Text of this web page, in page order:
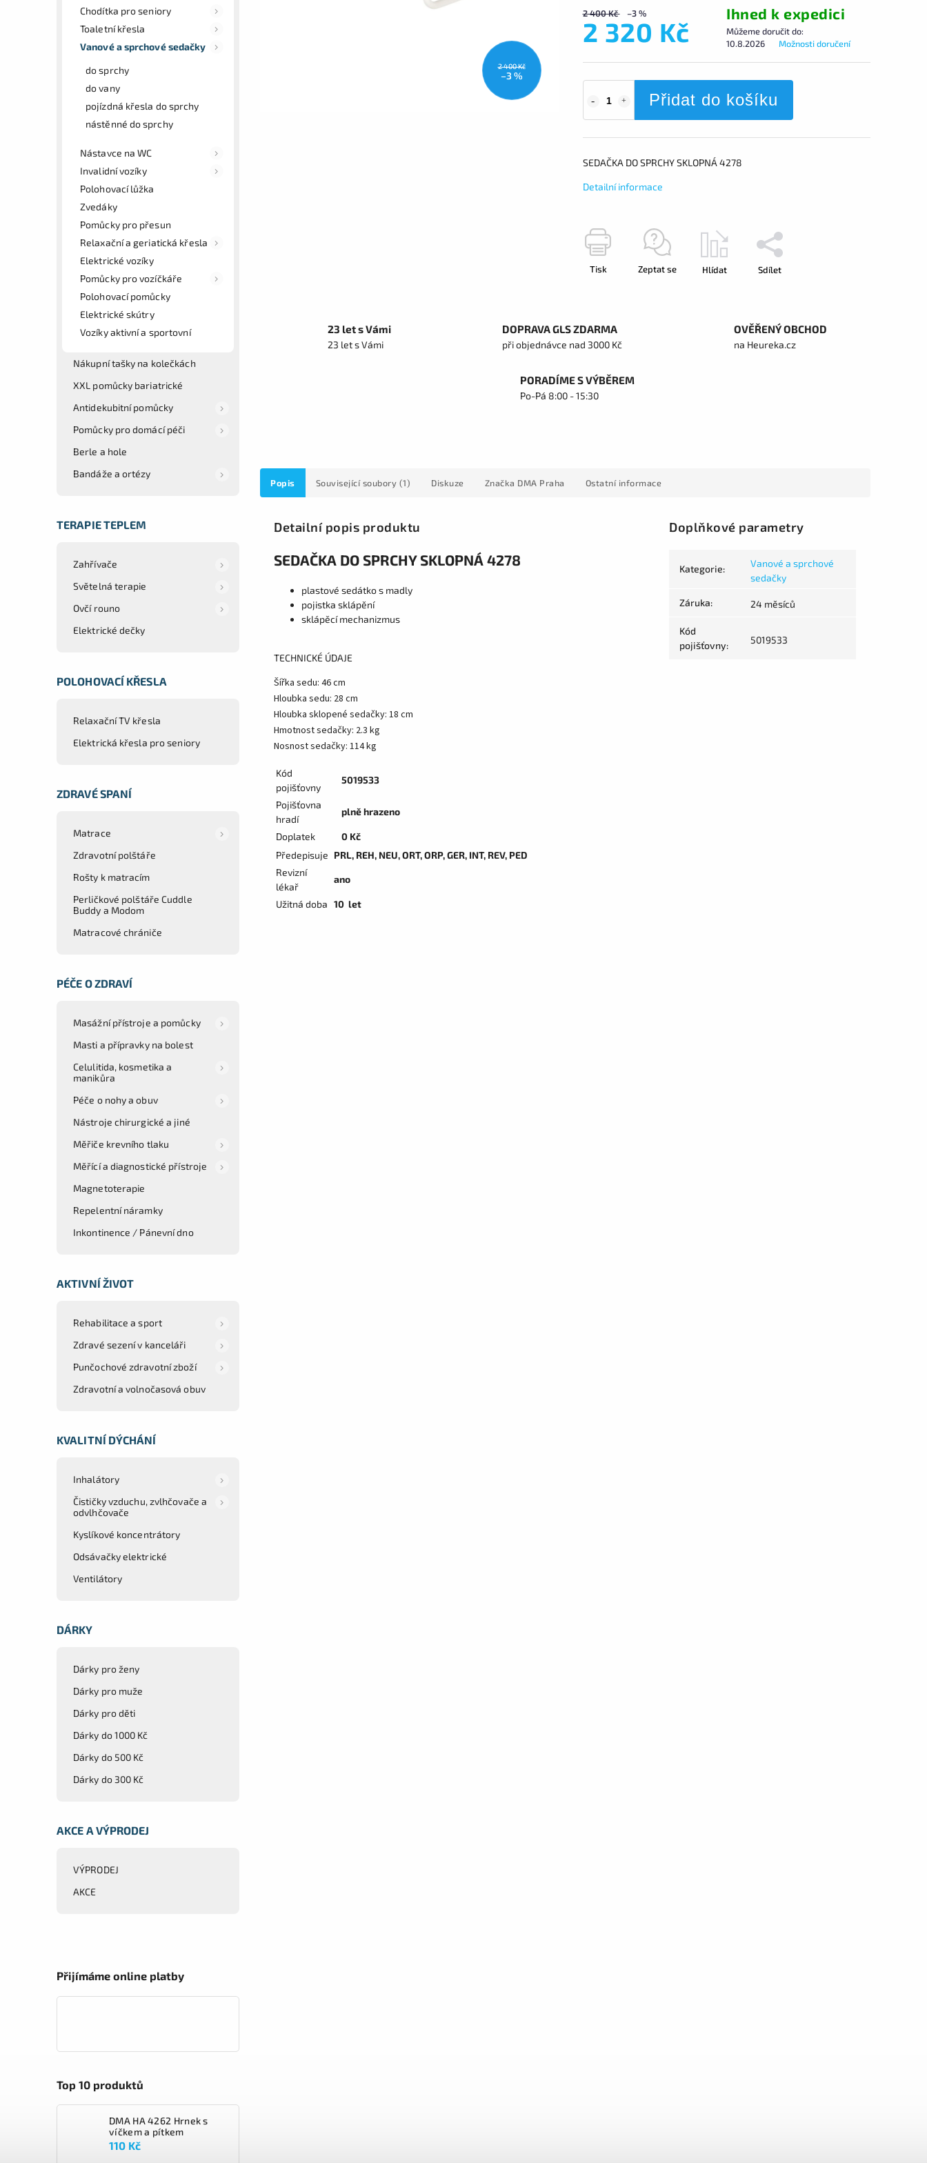
Chodítka pro seniory
Toaletní křesla
Vanové a sprchové sedačky
do sprchy
do vany
pojízdná křesla do sprchy
nástěnné do sprchy
Nástavce na WC
Invalidní vozíky
Polohovací lůžka
Zvedáky
Pomůcky pro přesun
Relaxační a geriatická křesla
Elektrické vozíky
Pomůcky pro vozíčkáře
Polohovací pomůcky
Elektrické skútry
Vozíky aktivní a sportovní
Nákupní tašky na kolečkách
XXL pomůcky bariatrické
Antidekubitní pomůcky
Pomůcky pro domácí péči
Berle a hole
Bandáže a ortézy
TERAPIE TEPLEM
Zahřívače
Světelná terapie
Ovčí rouno
Elektrické dečky
POLOHOVACÍ KŘESLA
Relaxační TV křesla
Elektrická křesla pro seniory
ZDRAVÉ SPANÍ
Matrace
Zdravotní polštáře
Rošty k matracím
Perličkové polštáře Cuddle
Buddy a Modom
Matracové chrániče
PÉČE O ZDRAVÍ
Masážní přístroje a pomůcky
Masti a přípravky na bolest
Celulitida, kosmetika a
manikůra
Péče o nohy a obuv
Nástroje chirurgické a jiné
Měřiče krevního tlaku
Měřící a diagnostické přístroje
Magnetoterapie
Repelentní náramky
Inkontinence / Pánevní dno
AKTIVNÍ ŽIVOT
Rehabilitace a sport
Zdravé sezení v kanceláři
Punčochové zdravotní zboží
Zdravotní a volnočasová obuv
KVALITNÍ DÝCHÁNÍ
Inhalátory
Čističky vzduchu, zvlhčovače a
odvlhčovače
Kyslíkové koncentrátory
Odsávačky elektrické
Ventilátory
DÁRKY
Dárky pro ženy
Dárky pro muže
Dárky pro děti
Dárky do 1000 Kč
Dárky do 500 Kč
Dárky do 300 Kč
AKCE A VÝPRODEJ
VÝPRODEJ
AKCE
Přijímáme online platby
Top 10 produktů
DMA HA 4262 Hrnek s
víčkem a pítkem
110 Kč
2 400 Kč
–3 %
2 400 Kč –3 %
2 320 Kč
Ihned k expedici
Můžeme doručit do:
10.8.2026
Možnosti doručení
Přidat do košíku
SEDAČKA DO SPRCHY SKLOPNÁ 4278
Detailní informace
Tisk Zeptat se Hlídat Sdílet
23 let s Vámi
23 let s Vámi
DOPRAVA GLS ZDARMA
při objednávce nad 3000 Kč
OVĚŘENÝ OBCHOD
na Heureka.cz
PORADÍME S VÝBĚREM
Po-Pá 8:00 - 15:30
Popis Související soubory (1) Diskuze Značka DMA Praha Ostatní informace
Detailní popis produktu
SEDAČKA DO SPRCHY SKLOPNÁ 4278
plastové sedátko s madly
pojistka sklápění
sklápěcí mechanizmus
TECHNICKÉ ÚDAJE
Šířka sedu: 46 cm
Hloubka sedu: 28 cm
Hloubka sklopené sedačky: 18 cm
Hmotnost sedačky: 2.3 kg
Nosnost sedačky: 114 kg
Kód
pojišťovny
5019533
Pojišťovna
hradí
plně hrazeno
Doplatek
0 Kč
Předepisuje PRL, REH, NEU, ORT, ORP, GER, INT, REV, PED
Revizní
lékař
ano
Užitná doba 10 let
Doplňkové parametry
Kategorie:
Vanové a sprchové
sedačky
Záruka: 24 měsíců
Kód
pojišťovny: 5019533